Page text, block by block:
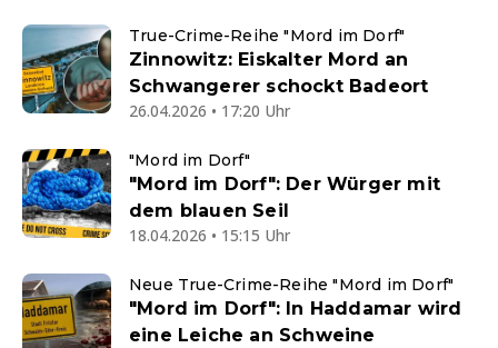
True-Crime-Reihe "Mord im Dorf"
Zinnowitz: Eiskalter Mord an
Schwangerer schockt Badeort
26.04.2026 • 17:20 Uhr
"Mord im Dorf"
"Mord im Dorf": Der Würger mit
dem blauen Seil
18.04.2026 • 15:15 Uhr
Neue True-Crime-Reihe "Mord im Dorf"
"Mord im Dorf": In Haddamar wird
eine Leiche an Schweine